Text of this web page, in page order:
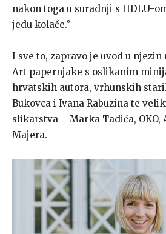
nakon toga u suradnji s HDLU-
jedu kolače.”
I sve to, zapravo je uvod u
Art papernjake s oslikanim
hrvatskih autora, vrhunskih
Bukovca i Ivana Rabuzina te
slikarstva – Marka Tadića, OKO,
Majera.